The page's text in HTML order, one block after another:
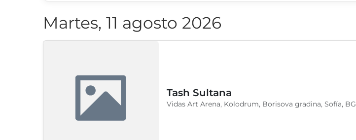
Martes, 11 agosto 2026
Tash Sultana
Vidas Art Arena, Kolodrum, Borisova gradina, Sofía, BG